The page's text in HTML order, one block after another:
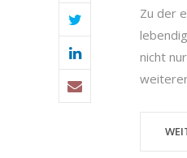
Zu der
nicht